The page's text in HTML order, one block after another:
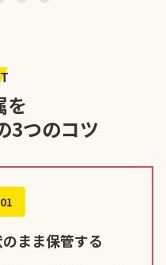
を
3つのコツ
まま保管する